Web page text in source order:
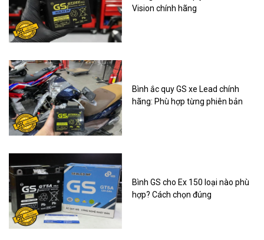
Vision chính hãng
Bình ắc quy GS xe Lead chính
hãng: Phù hợp từng phiên bản
Bình GS cho Ex 150 loại nào phù
hợp? Cách chọn đúng